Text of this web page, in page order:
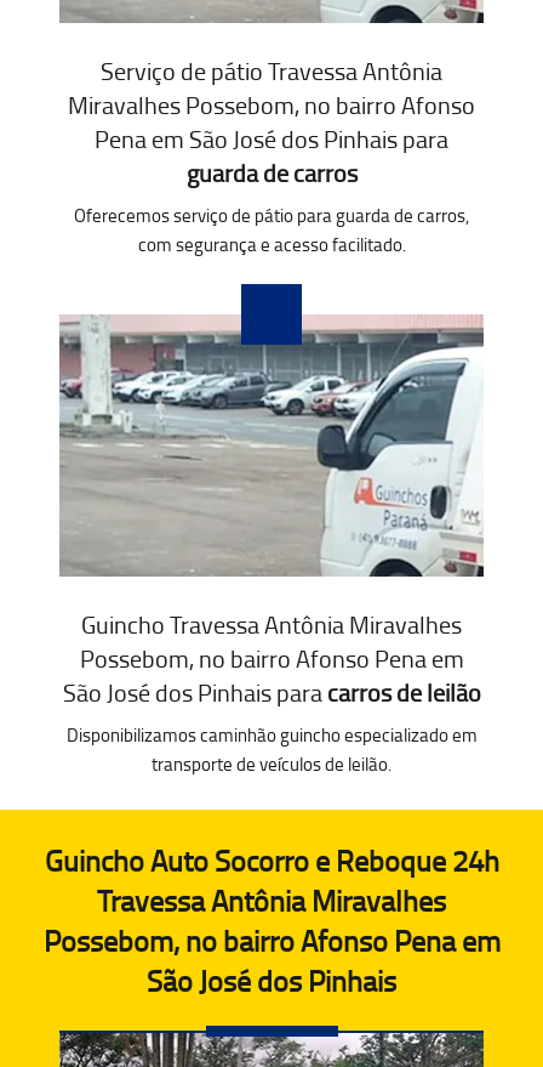
Serviço de pátio Travessa Antônia
Miravalhes Possebom, no bairro Afonso
Pena em São José dos Pinhais para
guarda de carros
Oferecemos serviço de pátio para guarda de carros,
com segurança e acesso facilitado.
Guincho Travessa Antônia Miravalhes
Possebom, no bairro Afonso Pena em
São José dos Pinhais paracarros de leilão
Disponibilizamos caminhão guincho especializado em
transporte de veículos de leilão.
Guincho Auto Socorro e Reboque 24h
Travessa Antônia Miravalhes
Possebom, no bairro Afonso Pena em
São José dos Pinhais